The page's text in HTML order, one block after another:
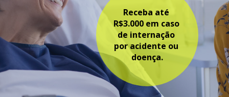
Receba até
R$3.000 em caso
de internação
por acidente ou
doença.